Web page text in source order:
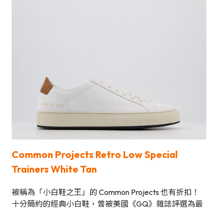
Common Projects Retro Low Special
Trainers White Tan
被稱為「小白鞋之王」的 Common Projects 也有折扣！
十分簡約的經典小白鞋，曾被美國《GQ》雜誌評選為最